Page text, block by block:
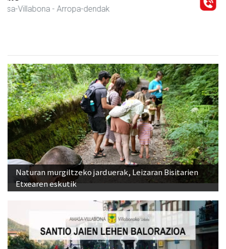
Amasa-Villabona - Hezkuntza
Naturan murgiltzeko jarduerak, Leizaran Bisitarien
Etxearen eskutik